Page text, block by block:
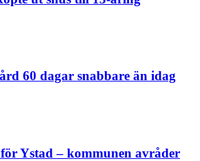
60 dagar snabbare än idag
Ystad – kommunen avråder